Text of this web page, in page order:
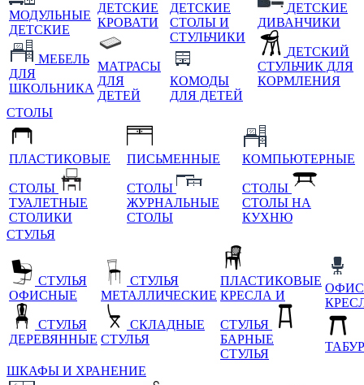
МОДУЛЬНЫЕ
ДЕТСКИЕ
МЕБЕЛЬ
ДЛЯ
ШКОЛЬНИКА
ДЕТСКИЕ
КРОВАТИ
МАТРАСЫ
ДЛЯ
ДЕТЕЙ
ДЕТСКИЕ
СТОЛЫ И
СТУЛЬЧИКИ
КОМОДЫ
ДЛЯ ДЕТЕЙ
ДЕТСКИЕ
ДИВАНЧИКИ
ДЕТСКИЙ
СТУЛЬЧИК ДЛЯ
КОРМЛЕНИЯ
СТОЛЫ
ПЛАСТИКОВЫЕ
СТОЛЫ
ТУАЛЕТНЫЕ
СТОЛИКИ
ПИСЬМЕННЫЕ
СТОЛЫ
ЖУРНАЛЬНЫЕ
СТОЛЫ
КОМПЬЮТЕРНЫЕ
СТОЛЫ
СТОЛЫ НА
КУХНЮ
СТУЛЬЯ
СТУЛЬЯ
ОФИСНЫЕ
СТУЛЬЯ
ДЕРЕВЯННЫЕ
СТУЛЬЯ
МЕТАЛЛИЧЕСКИЕ
СКЛАДНЫЕ
СТУЛЬЯ
ПЛАСТИКОВЫЕ
КРЕСЛА И
СТУЛЬЯ
БАРНЫЕ
СТУЛЬЯ
ШКАФЫ И ХРАНЕНИЕ